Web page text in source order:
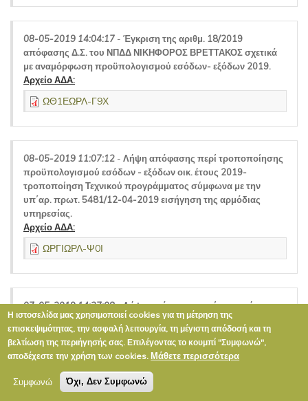
08-05-2019 14:04:17 - Έγκριση της αριθμ. 18/2019
απόφασης Δ.Σ. του ΝΠΔΔ ΝΙΚΗΦΟΡΟΣ ΒΡΕΤΤΑΚΟΣ σχετικά
με αναμόρφωση προϋπολογισμού εσόδων- εξόδων 2019.
Αρχείο ΑΔΑ:
ΩΘ1ΕΩΡΛ-Γ9Χ
08-05-2019 11:07:12 - Λήψη απόφασης περί τροποποίησης
προϋπολογισμού εσόδων - εξόδων οικ. έτους 2019-
τροποποίηση Τεχνικού προγράμματος σύμφωνα με την
υπ΄αρ. πρωτ. 5481/12-04-2019 εισήγηση της αρμόδιας
υπηρεσίας.
Αρχείο ΑΔΑ:
ΩΡΓΙΩΡΛ-Ψ0Ι
07-05-2019 14:37:08-Λήψη απόφασης περί επιχορήγησης
πολιτιστικών συλλόγων
Αρχείο ΑΔΑ:
ΨΩ9ΞΩΡΛ-Ο34
Η ιστοσελίδα μας χρησιμοποιεί cookies για τη μέτρηση της
επισκεψιμότητας, την ασφαλή λειτουργία, τη μέγιστη απόδοσή και τη
βελτίωση της περιήγησής σας. Επιλέγοντας το κουμπί "Συμφωνώ",
αποδέχεστε την χρήση των cookies. Μάθετε περισσότερα
Συμφωνώ Όχι, Δεν Συμφωνώ